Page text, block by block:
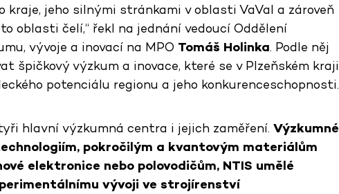
kraje, jeho silnými stránkami v oblasti VaVaI a zároveň
oblasti čelí,“ řekl na jednání vedoucí Oddělení
vývoje a inovací na MPO Tomáš Holinka. Podle něj
špičkový výzkum a inovace, které se v Plzeňském kraji
potenciálu regionu a jeho konkurenceschopnosti.
hlavní výzkumná centra i jejich zaměření. Výzkumné
pokročilým a kvantovým materiálům
elektronice nebo polovodičům, NTIS umělé
vývoji ve strojírenství